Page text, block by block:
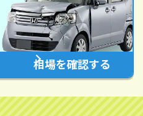
相場を確認する